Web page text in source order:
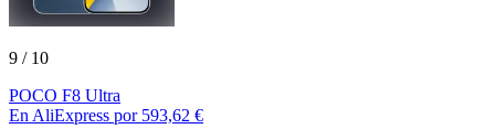
9 / 10
POCO F8 Ultra
En AliExpress por 593,62 €